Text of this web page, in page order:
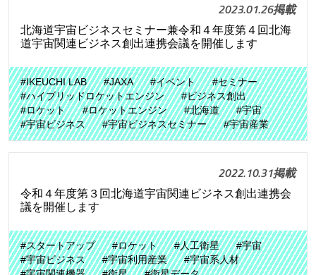
2023.01.26掲載
北海道宇宙ビジネスセミナー兼令和４年度第４回北海
道宇宙関連ビジネス創出連携会議を開催します
#IKEUCHI LAB #JAXA #イベント
#セミナー
#ハイブリッドロケットエンジン
#ビジネス創出
#ロケット
#ロケットエンジン #北海道
#宇宙
#宇宙ビジネス
#宇宙ビジネスセミナー #宇宙産業
2022.10.31掲載
令和４年度第３回北海道宇宙関連ビジネス創出連携会
議を開催します
#スタートアップ #ロケット #人工衛星
#宇宙
#宇宙ビジネス
#宇宙利用産業
#宇宙系人材